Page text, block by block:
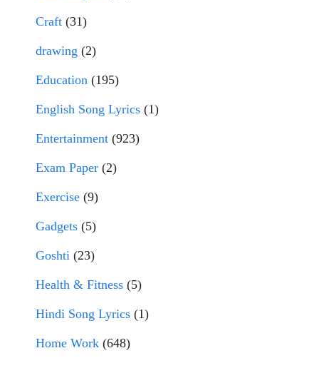
Craft (31)
drawing (2)
Education (195)
English Song Lyrics (1)
Entertainment (923)
Exam Paper (2)
Exercise (9)
Gadgets (5)
Goshti (23)
Health & Fitness (5)
Hindi Song Lyrics (1)
Home Work (648)